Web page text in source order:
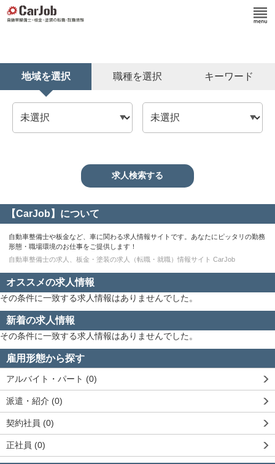
地域を選択 職種を選択 キーワード
【CarJob】について
自動車整備士や板金など、車に関わる求人情報サイトです。あなたにピッタリの勤務
形態・職場環境のお仕事をご提供します！
自動車整備士の求人、板金・塗装の求人（転職・就職）情報サイト CarJob
オススメの求人情報
その条件に一致する求人情報はありませんでした。
新着の求人情報
その条件に一致する求人情報はありませんでした。
雇用形態から探す
アルバイト・パート (0)
派遣・紹介 (0)
契約社員 (0)
正社員 (0)